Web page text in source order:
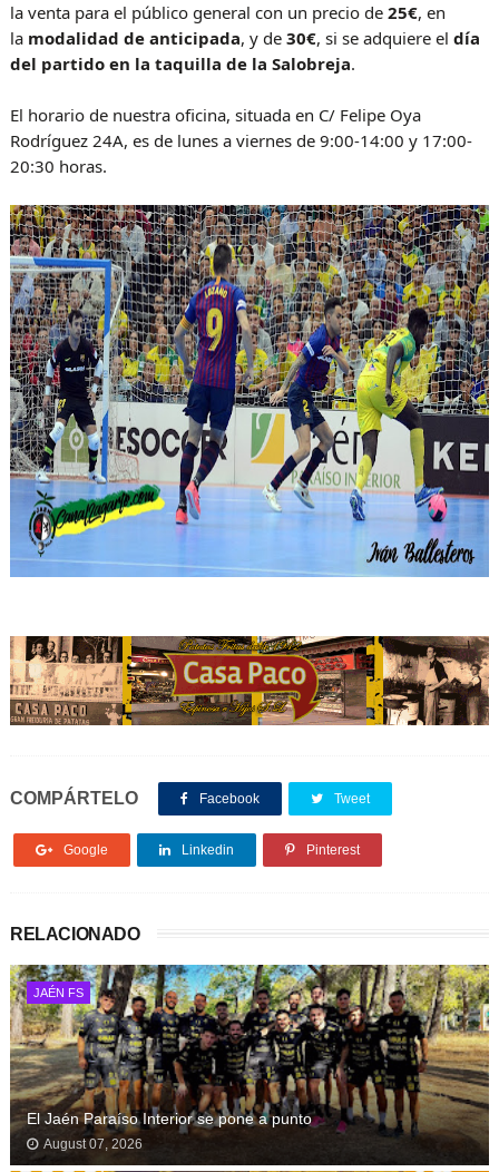
la venta para el público general con un precio de 25€, en
lamodalidad de anticipada, y de 30€, si se adquiere el día
del partido en la taquilla de la Salobreja.
El horario de nuestra oficina, situada en C/ Felipe Oya
Rodríguez 24A, es de lunes a viernes de 9:00-14:00 y 17:00-
20:30 horas.
COMPÁRTELO Facebook Tweet
Google Linkedin Pinterest
RELACIONADO
JAÉN FS
El Jaén Paraíso Interior se pone a punto
August 07, 2026